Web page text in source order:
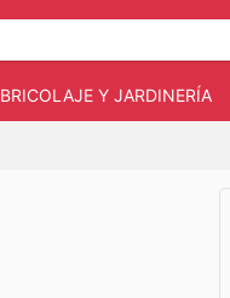
BRICOLAJE Y JARDINERÍA